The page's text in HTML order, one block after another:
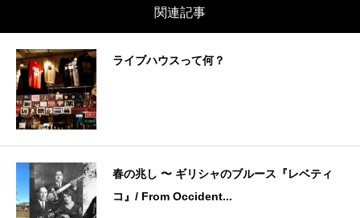
関連記事
ライブハウスって何？
春の兆し 〜 ギリシャのブルース『レベティ
コ』/ From Occident...